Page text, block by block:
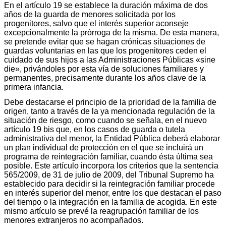
En el artículo 19 se establece la duración máxima de dos
años de la guarda de menores solicitada por los
progenitores, salvo que el interés superior aconseje
excepcionalmente la prórroga de la misma. De esta manera,
se pretende evitar que se hagan crónicas situaciones de
guardas voluntarias en las que los progenitores ceden el
cuidado de sus hijos a las Administraciones Públicas «sine
die», privándoles por esta vía de soluciones familiares y
permanentes, precisamente durante los años clave de la
primera infancia.
Debe destacarse el principio de la prioridad de la familia de
origen, tanto a través de la ya mencionada regulación de la
situación de riesgo, como cuando se señala, en el nuevo
artículo 19 bis que, en los casos de guarda o tutela
administrativa del menor, la Entidad Pública deberá elaborar
un plan individual de protección en el que se incluirá un
programa de reintegración familiar, cuando ésta última sea
posible. Este artículo incorpora los criterios que la sentencia
565/2009, de 31 de julio de 2009, del Tribunal Supremo ha
establecido para decidir si la reintegración familiar procede
en interés superior del menor, entre los que destacan el paso
del tiempo o la integración en la familia de acogida. En este
mismo artículo se prevé la reagrupación familiar de los
menores extranjeros no acompañados.